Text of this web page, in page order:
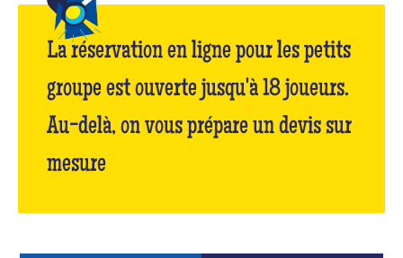
La réservation en ligne pour les petits
groupe est ouverte jusqu'à 18 joueurs.
Au-delà, on vous prépare un devis sur
mesure